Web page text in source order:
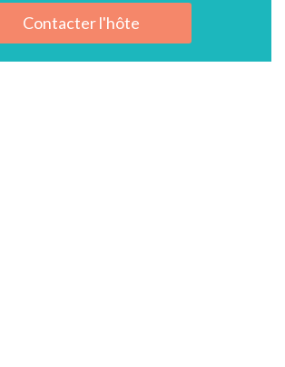
Contacter l'hôte